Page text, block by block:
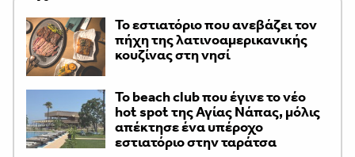
Το εστιατόριο που ανεβάζει τον
πήχη της λατινοαμερικανικής
κουζίνας στη νησί
Το beach club που έγινε το νέο
hot spot της Αγίας Νάπας, μόλις
απέκτησε ένα υπέροχο
εστιατόριο στην ταράτσα